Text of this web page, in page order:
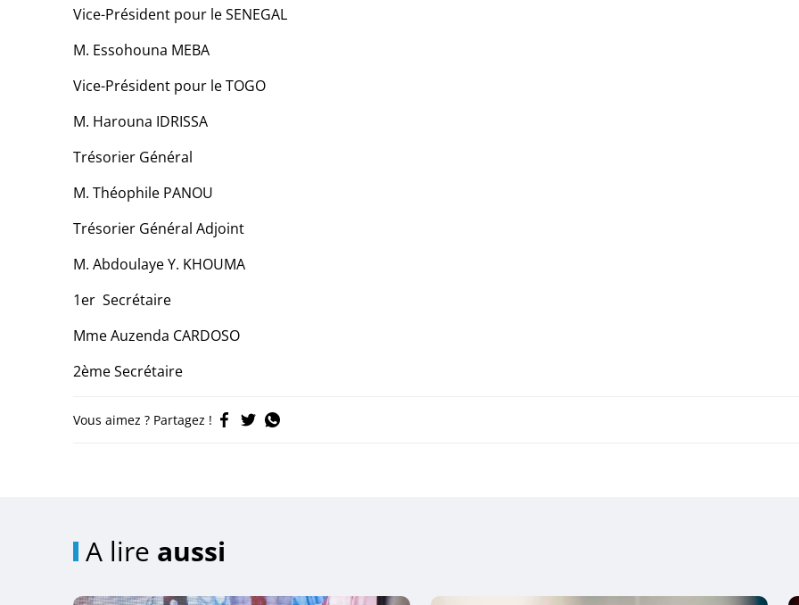
Vice-Président pour le SENEGAL
M. Essohouna MEBA
Vice-Président pour le TOGO
M. Harouna IDRISSA
Trésorier Général
M. Théophile PANOU
Trésorier Général Adjoint
M. Abdoulaye Y. KHOUMA
1er Secrétaire
Mme Auzenda CARDOSO
2ème Secrétaire
Vous aimez ? Partagez !
A lire aussi